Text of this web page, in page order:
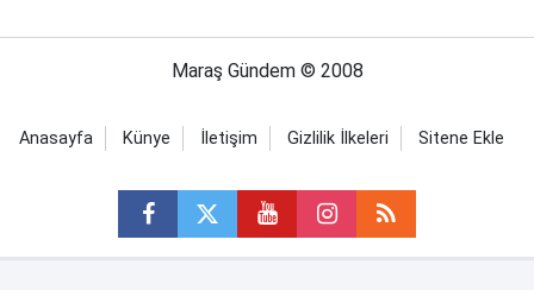
Maraş Gündem © 2008
Anasayfa Künye İletişim Gizlilik İlkeleri Sitene Ekle